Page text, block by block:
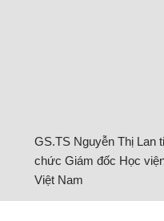
GS.TS Nguyễn Thị Lan
chức Giám đốc Học
Việt Nam